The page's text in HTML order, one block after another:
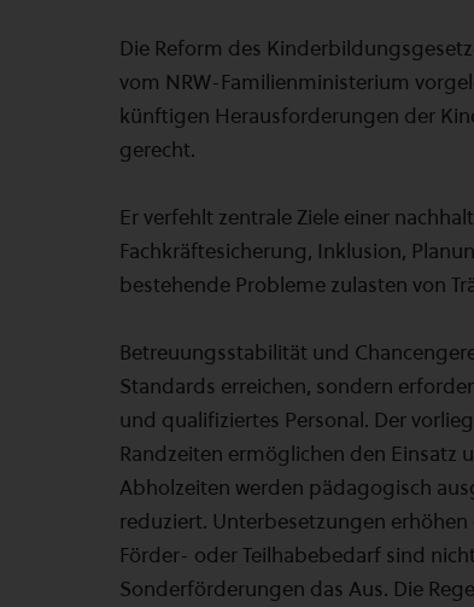
Die Reform des
vom NRW-Familienministerium
künftigen Herausforderungen der
gerecht.
Er verfehlt zentrale Ziele einer
Fachkräftesicherung, Inklusion,
bestehende Probleme zulasten von
Betreuungsstabilität und
Standards erreichen, sondern
und qualifiziertes Personal. Der
Randzeiten ermöglichen den
Abholzeiten werden pädagogisch
reduziert. Unterbesetzungen
Förder- oder Teilhabebedarf sind
Sonderförderungen das Aus. Die